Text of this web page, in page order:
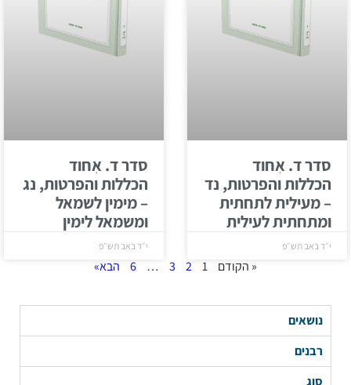
נושאים
רבנים
סוג
סדר ד. אִחוד
הכללות והפרטות, נד
– מעילית לתחתית
ומתחתית לעילית
י״ד באב תש״פ
סדר ד. אִחוד
הכללות והפרטות, נג
– מימין לשמאל
ומשמאל לימין
י״ד באב תש״פ
« הקודם 1
2
3
…
6 הבא»